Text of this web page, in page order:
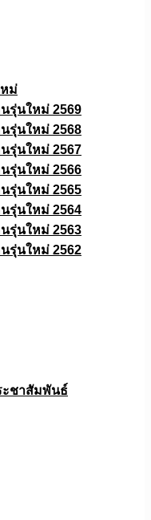
ม่
รุ่นใหม่ 2569
รุ่นใหม่ 2568
รุ่นใหม่ 2567
รุ่นใหม่ 2566
รุ่นใหม่ 2565
รุ่นใหม่ 2564
รุ่นใหม่ 2563
รุ่นใหม่ 2562
ะชาสัมพันธ์